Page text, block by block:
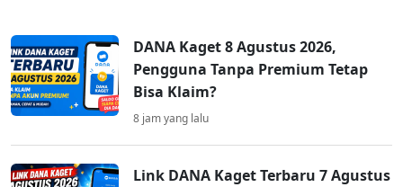
DANA Kaget 8 Agustus 2026,
Pengguna Tanpa Premium Tetap
Bisa Klaim?
8 jam yang lalu
Link DANA Kaget Terbaru 7 Agustus